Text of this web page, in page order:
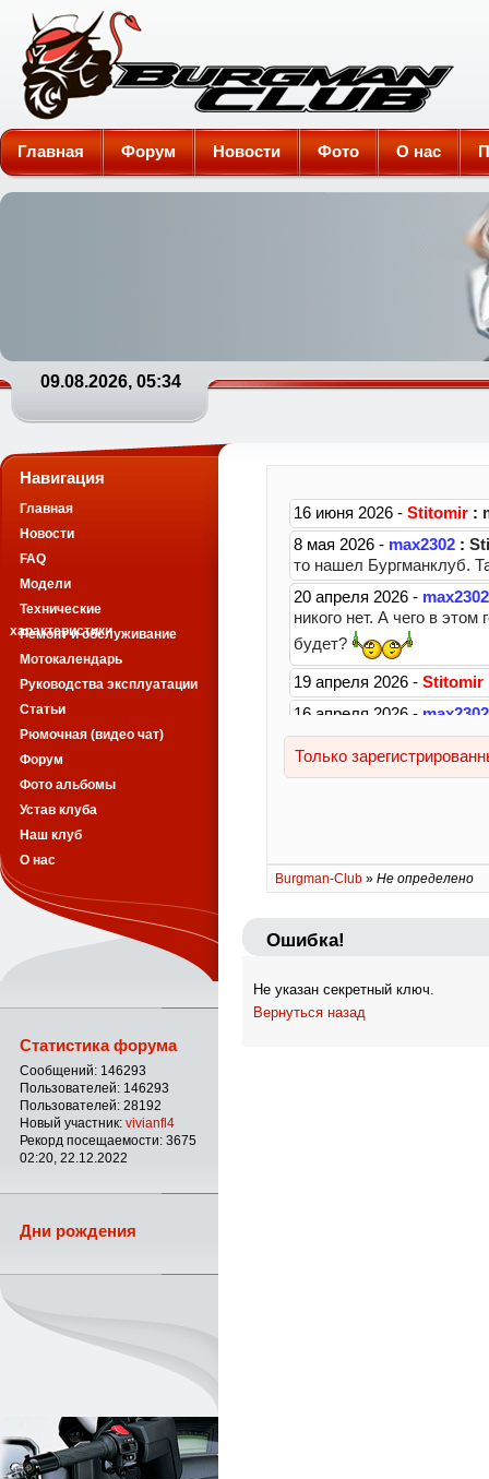
Burgman-Club
Главная Форум Новости Фото О нас
09.08.2026, 05:34
Burgman-Club » Не определено
Ошибка!
Не указан секретный ключ.
Вернуться назад
Навигация
Главная
Новости
FAQ
Модели
Технические
характеристики
Ремонт и обслуживание
Мотокалендарь
Руководства эксплуатации
Статьи
Рюмочная (видео чат)
Форум
Фото альбомы
Устав клуба
Наш клуб
О нас
Статистика форума
Сообщений: 146293
Пользователей: 146293
Пользователей: 28192
Новый участник: vivianfl4
Рекорд посещаемости: 3675
02:20, 22.12.2022
Дни рождения